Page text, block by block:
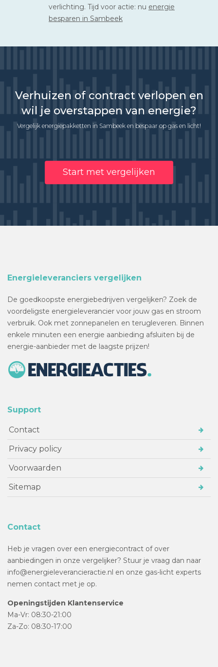
verlichting. Tijd voor actie: nu energie
besparen in Sambeek
Verhuizen of contract verlopen en
wil je overstappen van energie?
Vergelijk energiepakketten in Sambeek en bespaar op gas en licht!
Start met vergelijken
Energieleveranciers vergelijken
De goedkoopste energiebedrijven vergelijken? Zoek de
voordeligste energieleverancier voor jouw gas en stroom
verbruik. Ook met zonnepanelen en terugleveren. Binnen
enkele minuten een energie aanbieding afsluiten bij de
energie-aanbieder met de laagste prijzen!
Support
Contact
Privacy policy
Voorwaarden
Sitemap
Contact
Heb je vragen over een energiecontract of over
aanbiedingen in onze vergelijker? Stuur je vraag dan naar
info@energieleverancieractie.nl en onze gas-licht experts
nemen contact met je op.
Openingstijden Klantenservice
Ma-Vr: 08:30-21:00
Za-Zo: 08:30-17:00